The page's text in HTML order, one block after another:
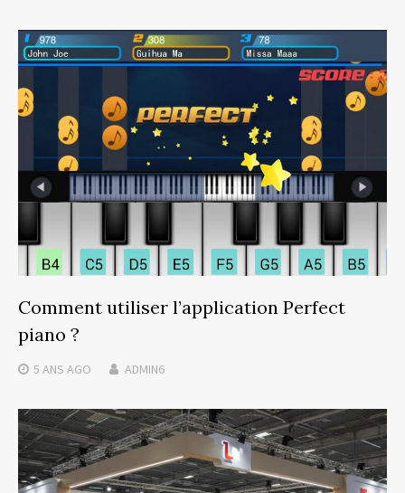
Comment utiliser l’application Perfect
piano ?
5 ANS AGO ADMIN6